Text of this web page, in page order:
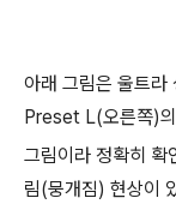
아래 그림은 울트
Preset L(오른쪽)
그림이라 정확히
림(뭉개짐) 현상이